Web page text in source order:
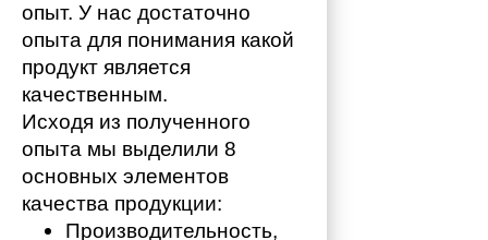
опыт. У нас достаточно
опыта для понимания какой
продукт является
качественным.
Исходя из полученного
опыта мы выделили 8
основных элементов
качества продукции:
Производительность,